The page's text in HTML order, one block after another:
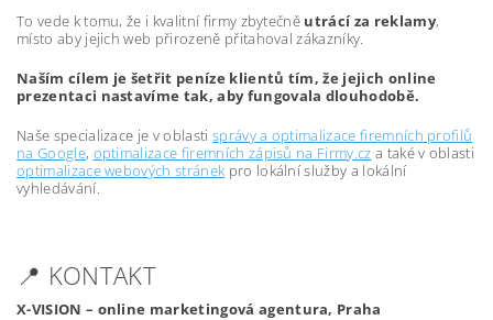
To vede k tomu, že i kvalitní firmy zbytečně utrácí za reklamy,
místo aby jejich web přirozeně přitahoval zákazníky.
Naším cílem je šetřit peníze klientů tím, že jejich online
prezentaci nastavíme tak, aby fungovala dlouhodobě.
Naše specializace je v oblasti správy a optimalizace firemních profilů
na Google, optimalizace firemních zápisů na Firmy.cz a také v oblasti
optimalizace webových stránek pro lokální služby a lokální
vyhledávání.
📍 KONTAKT
X-VISION – online marketingová agentura, Praha